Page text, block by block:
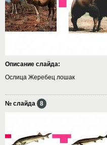
Описание слайда:
Ослица Жеребец лошак
№ слайда 8